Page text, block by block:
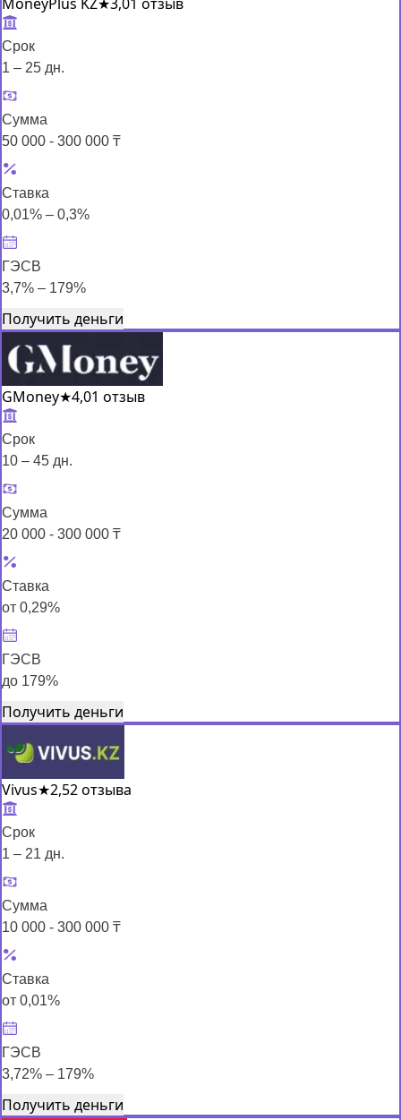
Срок
1 – 25 дн.
Сумма
50 000 - 300 000 ₸
Ставка
0,01% – 0,3%
ГЭСВ
3,7% – 179%
Получить деньги
GMoney★4,01 отзыв
Срок
10 – 45 дн.
Сумма
20 000 - 300 000 ₸
Ставка
от 0,29%
ГЭСВ
до 179%
Получить деньги
Vivus★2,52 отзыва
Срок
1 – 21 дн.
Сумма
10 000 - 300 000 ₸
Ставка
от 0,01%
ГЭСВ
3,72% – 179%
Получить деньги